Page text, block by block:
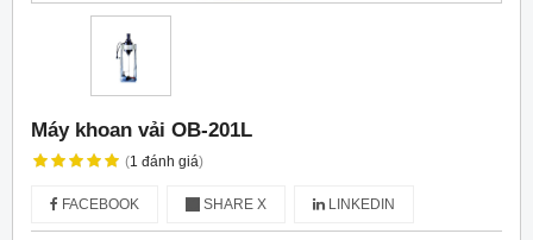
Máy khoan vải OB-201L
(1 đánh giá)
FACEBOOK SHARE X LINKEDIN